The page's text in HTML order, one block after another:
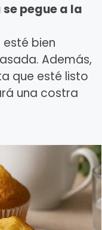
pegue a la
bien
Además,
que esté listo
una costra